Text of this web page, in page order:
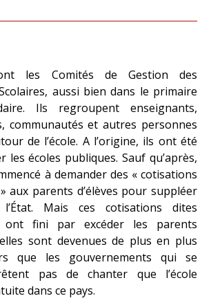
les Comités de Gestion des
aussi bien dans le primaire
Ils regroupent enseignants,
communautés et autres personnes
de l’école. A l’origine, ils ont été
les écoles publiques. Sauf qu’après,
à demander des « cotisations
aux parents d’élèves pour suppléer
Mais ces cotisations dites
ont fini par excéder les parents
elles sont devenues de plus en plus
que les gouvernements qui se
pas de chanter que l’école
dans ce pays.